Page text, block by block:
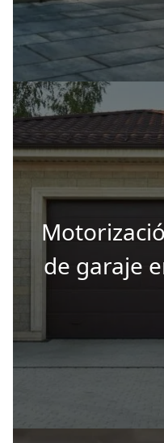
de garaje